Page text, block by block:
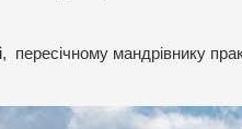
мандрівнику